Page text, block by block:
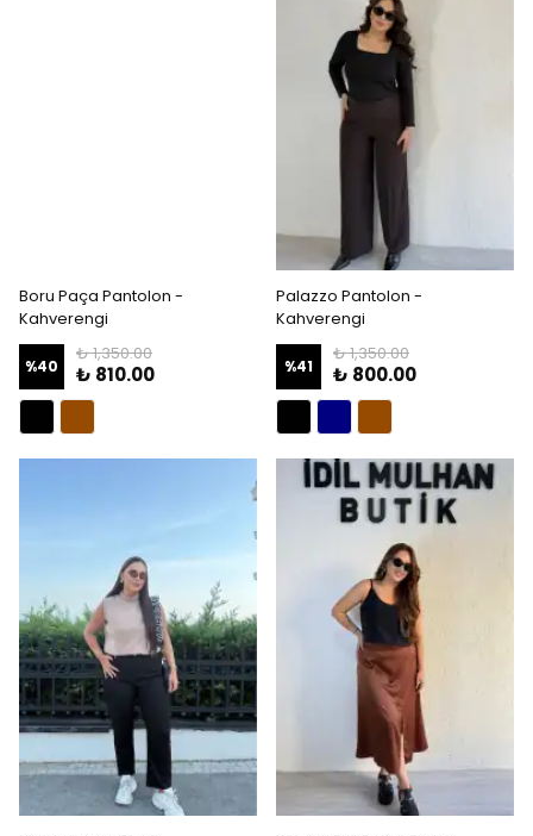
Boru Paça Pantolon -
Kahverengi
%40
₺ 1,350.00
₺ 810.00
Palazzo Pantolon -
Kahverengi
%41
₺ 1,350.00
₺ 800.00